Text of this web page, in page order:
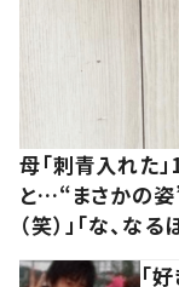
母「刺青入れた
と…“まさかの姿
（笑）」「な、なる
「